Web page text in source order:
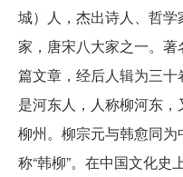
城）人，杰出诗人、哲
家，唐宋八大家之一。
篇文章，经后人辑为三
是河东人，人称柳河东
柳州。柳宗元与韩愈同
称“韩柳”。在中国文化史